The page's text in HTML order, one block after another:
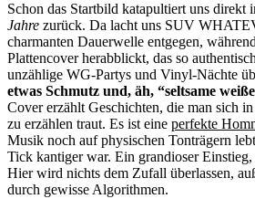
Schon das Startbild katapultiert uns direkt
Jahre zurück. Da lacht uns SUV
charmanten Dauerwelle entgegen,
Plattencover herabblickt, das so
unzählige WG-Partys und Vinyl-Nächte
etwas Schmutz und, äh, “seltsame
Cover erzählt Geschichten, die man sich
zu erzählen traut. Es ist eine perfekte
Musik noch auf physischen Tonträgern
Tick kantiger war. Ein grandioser
Hier wird nichts dem Zufall überlassen,
durch gewisse Algorithmen.